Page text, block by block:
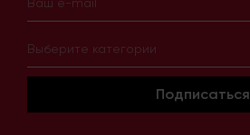
Выберите категории
Подписаться